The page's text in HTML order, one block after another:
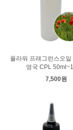
플라워 프래그런스오
영국 CPL
7,500원